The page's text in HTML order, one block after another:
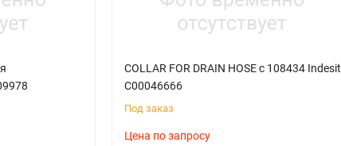
COLLAR FOR DRAIN HOSE с 108434 Indesit
C00046666
Под заказ
Цена по запросу